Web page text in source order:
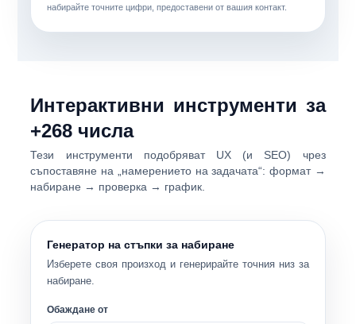
набирайте точните цифри, предоставени от вашия контакт.
Интерактивни инструменти за
+268 числа
Тези инструменти подобряват UX (и SEO) чрез
съпоставяне на „намерението на задачата“: формат →
набиране → проверка → график.
Генератор на стъпки за набиране
Изберете своя произход и генерирайте точния низ за
набиране.
Обаждане от